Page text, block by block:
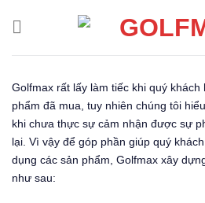
Golfmax rất lấy làm tiếc khi quý khách
phẩm đã mua, tuy nhiên chúng tôi
khi chưa thực sự cảm nhận được sự
lại. Vì vậy để góp phần giúp quý
dụng các sản phẩm, Golfmax xây
như sau: